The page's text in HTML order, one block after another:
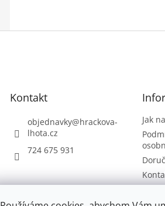
Kontakt
objednavky@hrackova-
lhota.cz
724 675 931
Jak